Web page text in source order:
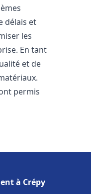
délais et
les
En tant
et de
permis
à Crépy